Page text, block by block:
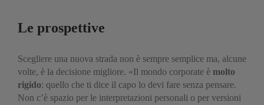
Le prospettive
Scegliere una nuova strada non è sempre semplice ma, alcune
volte, è la decisione migliore. «Il mondo corporate è molto
rigido: quello che ti dice il capo lo devi fare senza pensare.
Non c’è spazio per le interpretazioni personali o per versioni